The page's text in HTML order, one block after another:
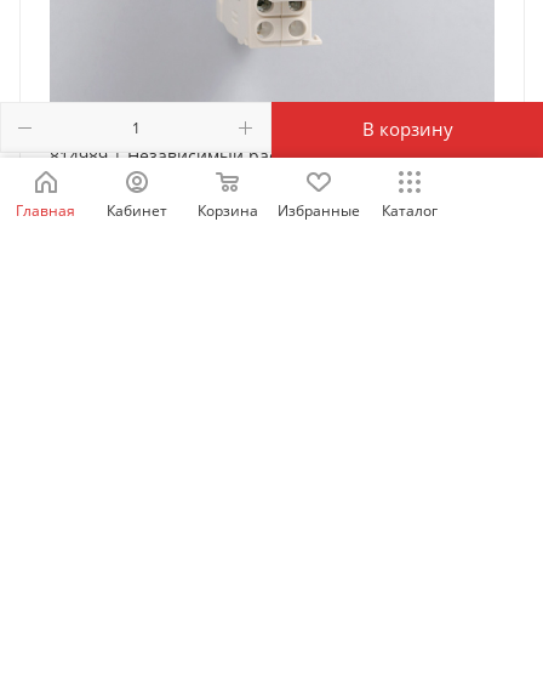
В корзину
814989 | Независимый расцепитель SHT-X1 AC
230/400В для NXB-63, Chint
Есть в наличии: 6406
Главная Кабинет Корзина Избранные Каталог